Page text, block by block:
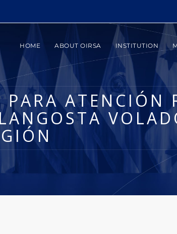
HOME ABOUT OIRSA INSTITUTION
ATENCIÓN